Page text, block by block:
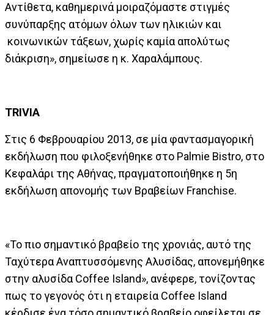
Αντίθετα, καθημερινά μοιραζόμαστε στιγμές
συνύπαρξης ατόμων όλων των ηλικιών και
κοινωνικών τάξεων, χωρίς καμία απολύτως
διάκριση», σημείωσε η κ. Χαραλάμπους.
TRIVIA
Στις 6 Φεβρουαρίου 2013, σε μία φαντασμαγορική
εκδήλωση που φιλοξενήθηκε στο Palmie Βistro, στο
Κεφαλάρι της Αθήνας, πραγματοποιήθηκε η 5η
εκδήλωση απονομής των Βραβείων Franchise.
«Το πιο σημαντικό βραβείο της χρονιάς, αυτό της
Ταχύτερα Αναπτυσσόμενης Αλυσίδας, απονεμήθηκε
στην αλυσίδα Coffee Island», ανέφερε, τονίζοντας
πως το γεγονός ότι η εταιρεία Coffee Island